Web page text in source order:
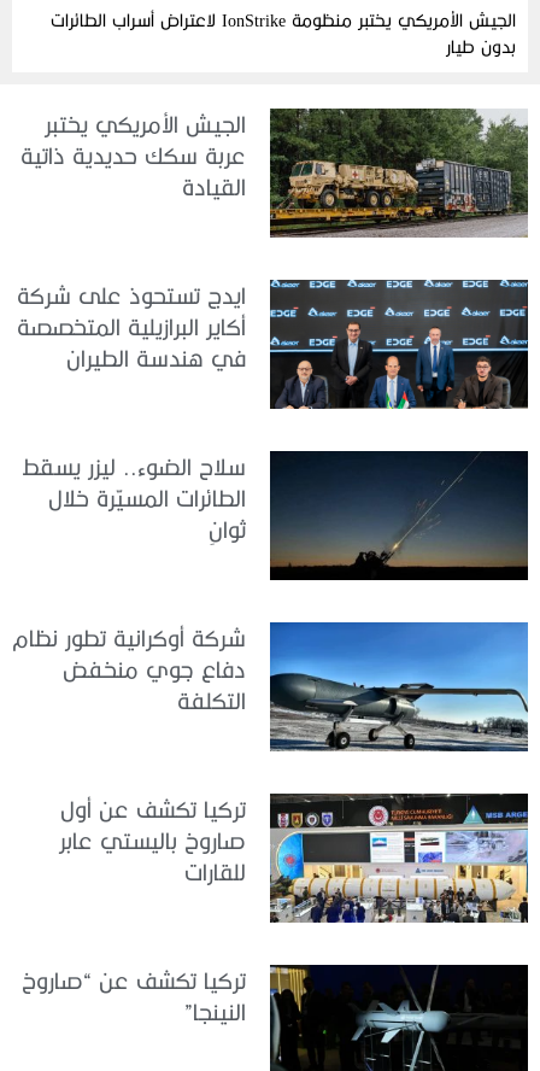
الجيش الأمريكي يختبر منظومة IonStrike لاعتراض أسراب الطائرات
بدون طيار
الجيش الأمريكي يختبر
عربة سكك حديدية ذاتية
القيادة
ايدج تستحوذ على شركة
أكاير البرازيلية المتخصصة
في هندسة الطيران
سلاح الضوء.. ليزر يسقط
الطائرات المسيّرة خلال
ثوانٍ
شركة أوكرانية تطور نظام
دفاع جوي منخفض
التكلفة
تركيا تكشف عن أول
صاروخ باليستي عابر
للقارات
تركيا تكشف عن “صاروخ
النينجا”